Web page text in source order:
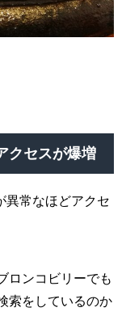
クセスが爆増
異常なほどアクセ
ロンコビリーでも
索をしているのか